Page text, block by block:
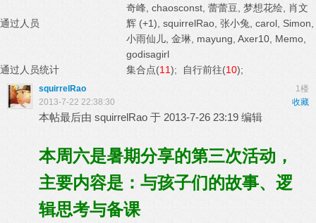
通过人员
奇峰 chaosconst 蕾蕾豆 梦想花绘 肖文
辉 (+1) squirrelRao 张小兔 carol Simon
小雨仙儿 金琳 mayung Axer10 Memo
godisagirl
通过人员统计
集合点(11); 自行前往(10);
1楼
squirrelRao
收藏
2013-7-22 22:38:30
本帖最后由 squirrelRao 于 2013-7-26 23:19 编辑
本周六是暑期分享的第三次活动，
主要内容是：与孩子们的故事、逻
辑思考与备课